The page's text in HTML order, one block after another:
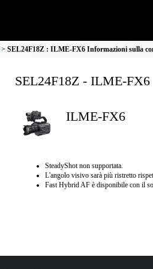
SEL24F18Z : ILME-FX6 Informazioni sulla
SEL24F18Z - ILME-
ILME-FX6
SteadyShot non supportata.
L'angolo visivo sarà più ristretto
Fast Hybrid AF è disponibile con il